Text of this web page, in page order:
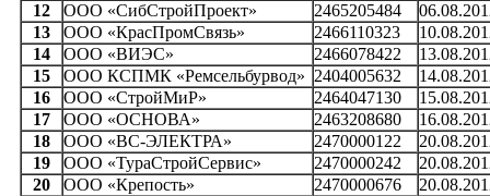
12 ООО «СибСтройПроект» 2465205484
13
ООО «КрасПромСвязь» 2466110323
14
ООО «ВИЭС» 2466078422
15
ООО КСПМК «Ремсельбурвод» 2404005632
16
ООО «СтройМиР» 2464047130
17
ООО «ОСНОВА» 2463208680
18
ООО «ВС-ЭЛЕКТРА» 2470000122
19
ООО «ТураСтройСервис» 2470000242
20
ООО «Крепость» 2470000676